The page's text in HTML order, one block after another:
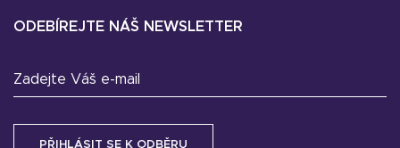
ODEBÍREJTE NÁŠ NEWSLETTER
Zadejte Váš e-mail